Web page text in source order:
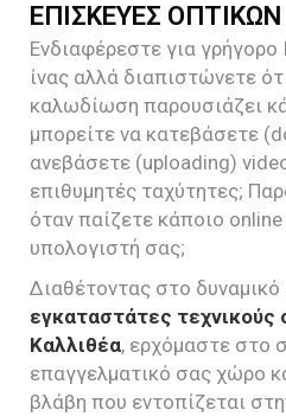
ΕΠΙΣΚΕΥΕΣ
Ενδιαφέρεστε για
ίνας αλλά διαπιστώνετε
καλωδίωση παρουσιάζει
μπορείτε να κατεβάσετε
ανεβάσετε (uploading)
επιθυμητές ταχύτητες;
όταν παίζετε κάποιο online
υπολογιστή σας;
Διαθέτοντας στο δυναμικό
εγκαταστάτες τεχνικούς
Καλλιθέα, ερχόμαστε στο
επαγγελματικό σας χώρο
βλάβη που εντοπίζεται